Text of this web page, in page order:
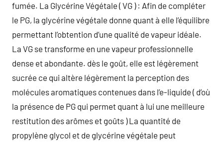
fumée. La Glycérine Végétale ( VG ) : Afin de compléter
le PG, la glycérine végétale donne quant à elle l’équilibre
permettant l’obtention d’une qualité de vapeur idéale.
La VG se transforme en une vapeur professionnelle
dense et abondante. dès le goût, elle est légèrement
sucrée ce qui altère légèrement la perception des
molécules aromatiques contenues dans l’e-liquide ( d’où
la présence de PG qui permet quant à lui une meilleure
restitution des arômes et goûts ) La quantité de
propylène glycol et de glycérine végétale peut